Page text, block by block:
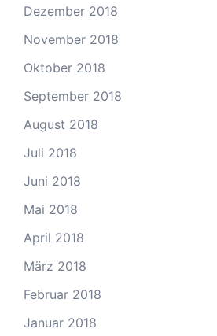
Dezember 2018
November 2018
Oktober 2018
September 2018
August 2018
Juli 2018
Juni 2018
Mai 2018
April 2018
März 2018
Februar 2018
Januar 2018